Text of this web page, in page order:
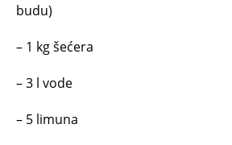
budu)
– 1 kg šećera
– 3 l vode
– 5 limuna